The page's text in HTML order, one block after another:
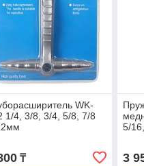
WK-
1/4, 3/8, 3/4, 5/8, 7/8
₸
5/
3